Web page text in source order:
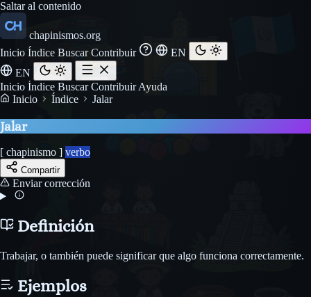
Saltar al contenido
chapinismos.org
Inicio Índice BuscarContribuir
EN
EN
Inicio Índice BuscarContribuirAyuda
Inicio
Índice Jalar
Jalar
[ chapinismo ] verbo
Compartir
Enviar corrección
Definición
Trabajar, o también puede significar que algo funciona correctamente.
Ejemplos